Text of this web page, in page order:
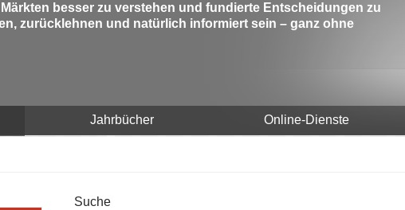
besser zu verstehen und fundierte Entscheidungen zu
zurücklehnen und natürlich informiert sein – ganz ohne
Jahrbücher Online-Dienste
Suche